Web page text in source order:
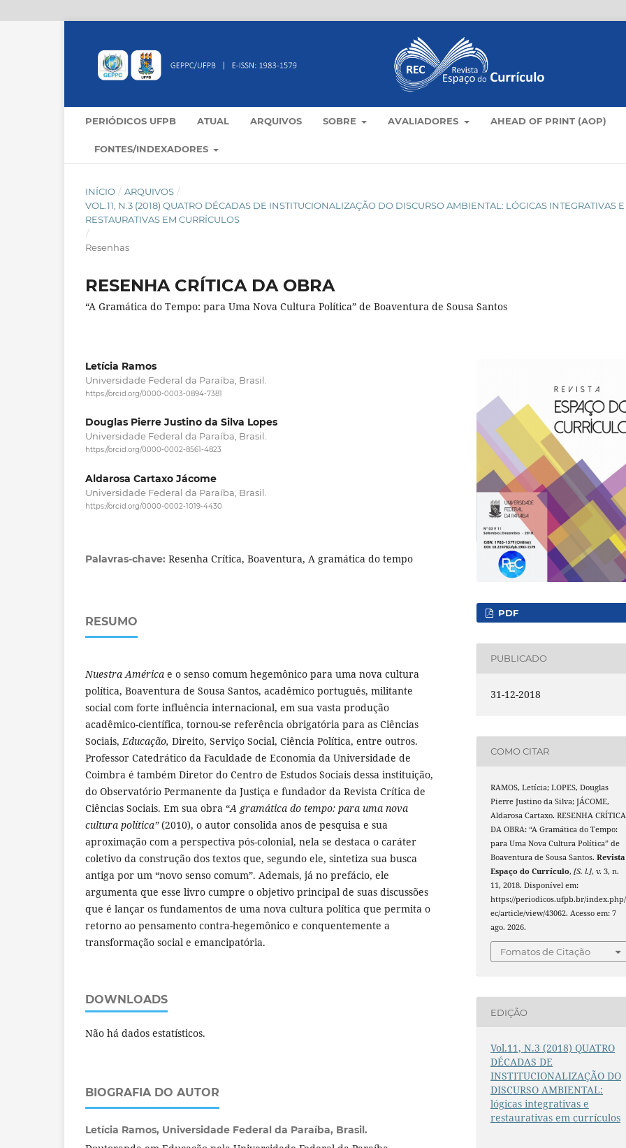
PERIÓDICOS UFPB ATUAL ARQUIVOS SOBRE AVALIADORES AHEAD OF PRINT (AOP)
FONTES/INDEXADORES
INÍCIO / ARQUIVOS /
VOL.11, N.3 (2018) QUATRO DÉCADAS DE INSTITUCIONALIZAÇÃO DO DISCURSO AMBIENTAL: LÓGICAS INTEGRATIVAS E
RESTAURATIVAS EM CURRÍCULOS
/
Resenhas
RESENHA CRÍTICA DA OBRA
“A Gramática do Tempo: para Uma Nova Cultura Política” de Boaventura de Sousa Santos
Letícia Ramos
Universidade Federal da Paraíba, Brasil.
https://orcid.org/0000-0003-0894-7381
Douglas Pierre Justino da Silva Lopes
Universidade Federal da Paraíba, Brasil.
https://orcid.org/0000-0002-8561-4823
Aldarosa Cartaxo Jácome
Universidade Federal da Paraíba, Brasil.
https://orcid.org/0000-0002-1019-4430
Palavras-chave: Resenha Crítica, Boaventura, A gramática do tempo
RESUMO
Nuestra América e o senso comum hegemônico para uma nova cultura
política, Boaventura de Sousa Santos, acadêmico português, militante
social com forte influência internacional, em sua vasta produção
acadêmico-científica, tornou-se referência obrigatória para as Ciências
Sociais,Educação, Direito, Serviço Social, Ciência Política, entre outros.
Professor Catedrático da Faculdade de Economia da Universidade de
Coimbra é também Diretor do Centro de Estudos Sociais dessa instituição,
do Observatório Permanente da Justiça e fundador da Revista Crítica de
Ciências Sociais. Em sua obra “A gramática do tempo: para uma nova
cultura política”(2010), o autor consolida anos de pesquisa e sua
aproximação com a perspectiva pós-colonial, nela se destaca o caráter
coletivo da construção dos textos que, segundo ele, sintetiza sua busca
antiga por um “novo senso comum”. Ademais, já no prefácio, ele
argumenta que esse livro cumpre o objetivo principal de suas discussões
que é lançar os fundamentos de uma nova cultura política que permita o
retorno ao pensamento contra-hegemônico e conquentemente a
transformação social e emancipatória.
DOWNLOADS
Não há dados estatísticos.
BIOGRAFIA DO AUTOR
Letícia Ramos, Universidade Federal da Paraíba, Brasil.
PDF
PUBLICADO
31-12-2018
COMO CITAR
RAMOS, Letícia; LOPES, Douglas
Pierre Justino da Silva; JÁCOME,
Aldarosa Cartaxo. RESENHA CRÍTICA
DA OBRA: “A Gramática do Tempo:
para Uma Nova Cultura Política” de
Boaventura de Sousa Santos.Revista
Espaço do Currículo,[S. l.], v. 3, n.
11, 2018. Disponível em:
https://periodicos.ufpb.br/
ec/article/view/43062. Acesso em: 7
ago. 2026.
Fomatos de Citação
EDIÇÃO
Vol.11, N.3 (2018) QUATRO
DÉCADAS DE
INSTITUCIONALIZAÇÃO DO
DISCURSO AMBIENTAL:
lógicas integrativas e
restaurativas em currículos